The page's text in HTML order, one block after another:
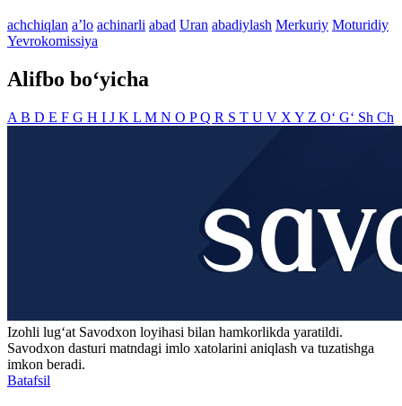
achchiqlan aʼlo achinarli abad Uran abadiylash Merkuriy Moturidiy
Yevrokomissiya
Alifbo bo‘yicha
A B D E F G H I J K L M N O PQ R S T U V X Y Z O‘ G‘ Sh Ch
Izohli lugʻat Savodxon loyihasi bilan hamkorlikda yaratildi.
Savodxon dasturi matndagi imlo xatolarini aniqlash va tuzatishga
imkon beradi.
Batafsil